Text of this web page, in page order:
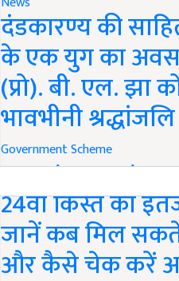
दंडकारण्य की
के एक युग का
(प्रो). बी. एल. झा
भावभीनी श्रद्धांजलि
Government Scheme
PM Kisan
24वीं किस्त का
जानें कब मिल सकते
और कैसे चेक करें